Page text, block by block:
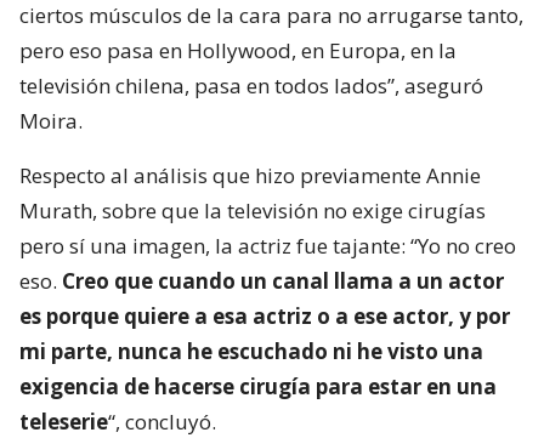
ciertos músculos de la cara para no arrugarse tanto,
pero eso pasa en Hollywood, en Europa, en la
televisión chilena, pasa en todos lados”, aseguró
Moira.
Respecto al análisis que hizo previamente Annie
Murath, sobre que la televisión no exige cirugías
pero sí una imagen, la actriz fue tajante: “Yo no creo
eso. Creo que cuando un canal llama a un actor
es porque quiere a esa actriz o a ese actor, y por
mi parte, nunca he escuchado ni he visto una
exigencia de hacerse cirugía para estar en una
teleserie“, concluyó.